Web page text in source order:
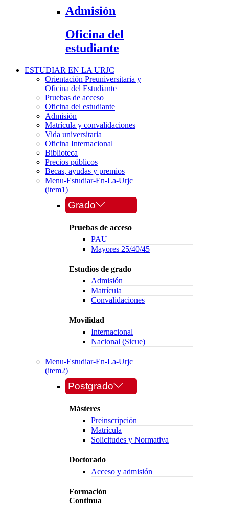
Admisión
Oficina del
estudiante
ESTUDIAR EN LA URJC
Orientación Preuniversitaria y
Oficina del Estudiante
Pruebas de acceso
Oficina del estudiante
Admisión
Matrícula y convalidaciones
Vida universitaria
Oficina Internacional
Biblioteca
Precios públicos
Becas, ayudas y premios
Menu-Estudiar-En-La-Urjc
(item1)
Grado
Pruebas de acceso
PAU
Mayores 25/40/45
Estudios de grado
Admisión
Matrícula
Convalidaciones
Movilidad
Internacional
Nacional (Sicue)
Menu-Estudiar-En-La-Urjc
(item2)
Postgrado
Másteres
Preinscripción
Matrícula
Solicitudes y Normativa
Doctorado
Acceso y admisión
Formación
Continua